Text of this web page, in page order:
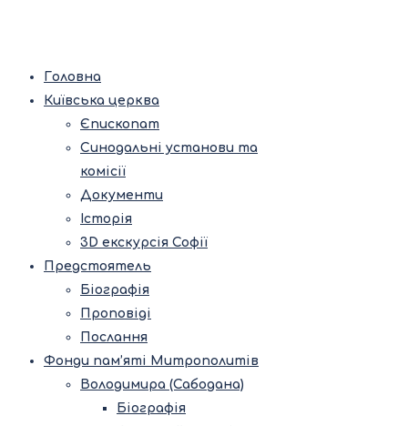
Головна
Київська церква
Єпископат
Синодальні установи та
комісії
Документи
Історія
3D екскурсія Софії
Предстоятель
Біографія
Проповіді
Послання
Фонди пам’яті Митрополитів
Володимира (Сабодана)
Біографія